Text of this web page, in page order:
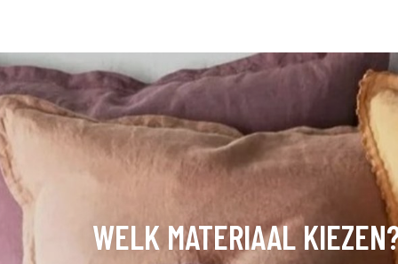
WELK MATERIAAL